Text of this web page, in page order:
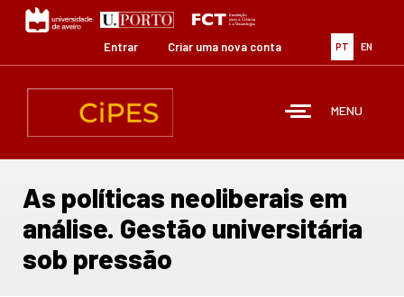
Passar
para
conteúdo
PT EN
Entrar Criar uma nova conta
MENU
As políticas neoliberais em
análise. Gestão universitária
sob pressão